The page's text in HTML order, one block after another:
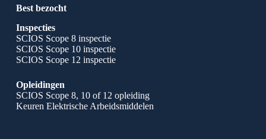
Best bezocht
Inspecties
SCIOS Scope 8 inspectie
SCIOS Scope 10 inspectie
SCIOS Scope 12 inspectie
Opleidingen
SCIOS Scope 8, 10 of 12 opleiding
Keuren Elektrische Arbeidsmiddelen